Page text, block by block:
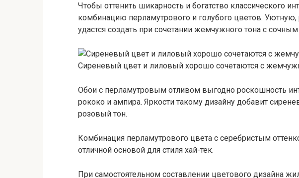
Чтобы оттенить шикарность и богатство классического
комбинацию перламутрового и голубого цветов.
удастся создать при сочетании жемчужного тона с
Сиреневый цвет и лиловый хорошо сочетаются с
Обои с перламутровым отливом выгодно роскошность
рококо и ампира. Яркости такому дизайну добавит
розовый тон.
Комбинация перламутрового цвета с серебристым
отличной основой для стиля хай-тек.
При самостоятельном составлении цветового дизайна